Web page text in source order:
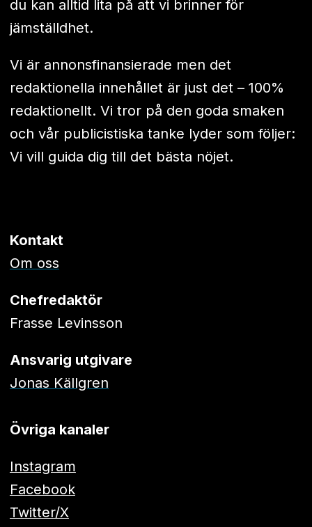
du kan alltid lita på att vi brinner för
jämställdhet.
Vi är annonsfinansierade men det
redaktionella innehållet är just det – 100%
redaktionellt. Vi tror på den goda smaken
och vår publicistiska tanke lyder som följer:
Vi vill guida dig till det bästa nöjet.
Kontakt
Om oss
Chefredaktör
Frasse Levinsson
Ansvarig utgivare
Jonas Källgren
Övriga kanaler
Instagram
Facebook
Twitter/X